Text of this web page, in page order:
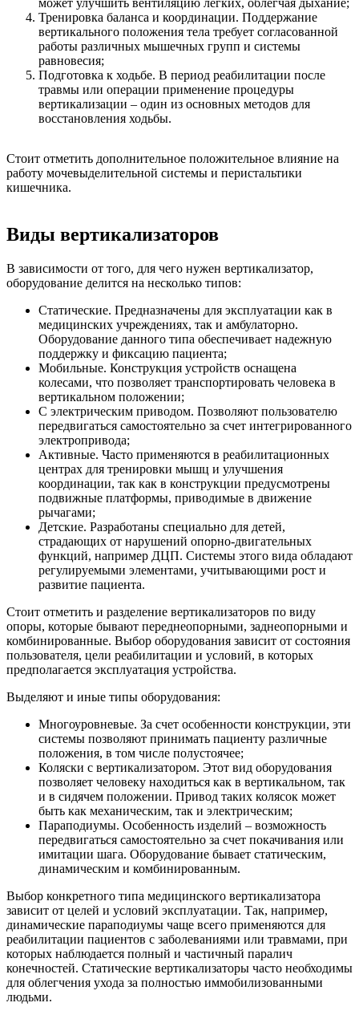
может улучшить вентиляцию легких, облегчая дыхание;
Тренировка баланса и координации. Поддержание
вертикального положения тела требует согласованной
работы различных мышечных групп и системы
равновесия;
Подготовка к ходьбе. В период реабилитации после
травмы или операции применение процедуры
вертикализации – один из основных методов для
восстановления ходьбы.
Стоит отметить дополнительное положительное влияние на
работу мочевыделительной системы и перистальтики
кишечника.
Виды вертикализаторов
В зависимости от того, для чего нужен вертикализатор,
оборудование делится на несколько типов:
Статические. Предназначены для эксплуатации как в
медицинских учреждениях, так и амбулаторно.
Оборудование данного типа обеспечивает надежную
поддержку и фиксацию пациента;
Мобильные. Конструкция устройств оснащена
колесами, что позволяет транспортировать человека в
вертикальном положении;
С электрическим приводом. Позволяют пользователю
передвигаться самостоятельно за счет интегрированного
электропривода;
Активные. Часто применяются в реабилитационных
центрах для тренировки мышц и улучшения
координации, так как в конструкции предусмотрены
подвижные платформы, приводимые в движение
рычагами;
Детские. Разработаны специально для детей,
страдающих от нарушений опорно-двигательных
функций, например ДЦП. Системы этого вида обладают
регулируемыми элементами, учитывающими рост и
развитие пациента.
Стоит отметить и разделение вертикализаторов по виду
опоры, которые бывают переднеопорными, заднеопорными и
комбинированные. Выбор оборудования зависит от состояния
пользователя, цели реабилитации и условий, в которых
предполагается эксплуатация устройства.
Выделяют и иные типы оборудования:
Многоуровневые. За счет особенности конструкции, эти
системы позволяют принимать пациенту различные
положения, в том числе полустоячее;
Коляски с вертикализатором. Этот вид оборудования
позволяет человеку находиться как в вертикальном, так
и в сидячем положении. Привод таких колясок может
быть как механическим, так и электрическим;
Параподиумы. Особенность изделий – возможность
передвигаться самостоятельно за счет покачивания или
имитации шага. Оборудование бывает статическим,
динамическим и комбинированным.
Выбор конкретного типа медицинского вертикализатора
зависит от целей и условий эксплуатации. Так, например,
динамические параподиумы чаще всего применяются для
реабилитации пациентов с заболеваниями или травмами, при
которых наблюдается полный и частичный паралич
конечностей. Статические вертикализаторы часто необходимы
для облегчения ухода за полностью иммобилизованными
людьми.